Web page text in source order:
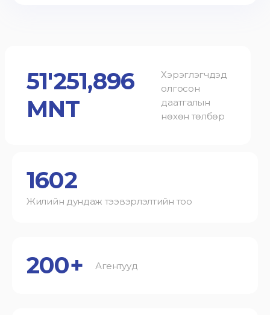
51'251,896
MNT
Хэрэглэгчдэд
олгосон
даатгалын
нөхөн төлбөр
1602
Жилийн дундаж тээвэрлэлтийн тоо
200+ Агентууд